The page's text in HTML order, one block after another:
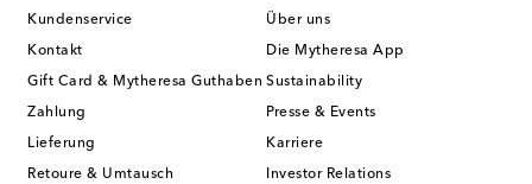
Kundenservice
Kontakt
Gift Card & Mytheresa Guthaben
Zahlung
Lieferung
Retoure & Umtausch
Über uns
Die Mytheresa App
Sustainability
Presse & Events
Karriere
Investor Relations